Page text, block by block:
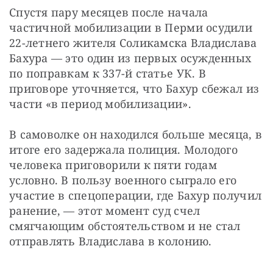
Спустя пару месяцев после начала
частичной мобилизации в Перми осудили
22-летнего жителя Соликамска Владислава
Бахура — это один из первых осужденных
по поправкам к 337-й статье УК. В
приговоре уточняется, что Бахур сбежал из
части «в период мобилизации».
В самоволке он находился больше месяца, в
итоге его задержала полиция. Молодого
человека приговорили к пяти годам
условно. В пользу военного сыграло его
участие в спецоперации, где Бахур получил
ранение, — этот момент суд счел
смягчающим обстоятельством и не стал
отправлять Владислава в колонию.